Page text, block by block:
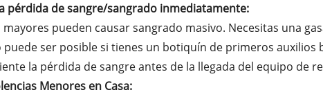
pérdida de sangre/sangrado inmediatamente:
mayores pueden causar sangrado masivo. Necesitas una
puede ser posible si tienes un botiquín de primeros auxilios
la pérdida de sangre antes de la llegada del equipo de
Menores en Casa: